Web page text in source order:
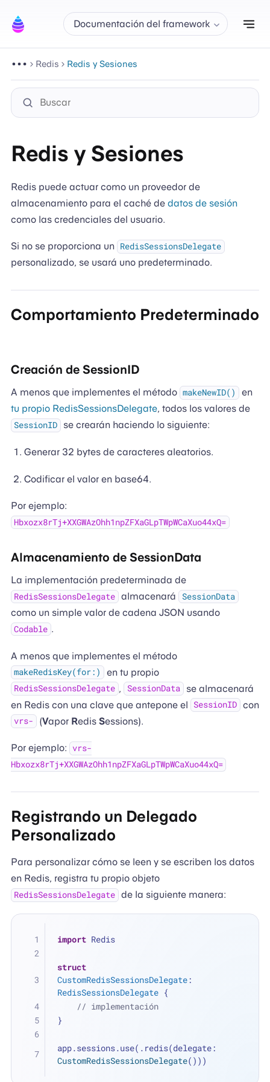
Documentación del framework
Redis Redis y Sesiones
Redis y Sesiones
Redis puede actuar como un proveedor de
almacenamiento para el caché de datos de sesión
como las credenciales del usuario.
Si no se proporciona un RedisSessionsDelegate
personalizado, se usará uno predeterminado.
Comportamiento Predeterminado
Creación de SessionID
A menos que implementes el método makeNewID()
en
tu propio RedisSessionsDelegate, todos los valores de
SessionID se crearán haciendo lo siguiente:
Generar 32 bytes de caracteres aleatorios.
Codificar el valor en base64.
Por ejemplo:
Hbxozx8rTj+XXGWAzOhh1npZFXaGLpTWpWCaXuo44xQ=
Almacenamiento de SessionData
La implementación predeterminada de
RedisSessionsDelegate almacenará SessionData
como un simple valor de cadena JSON usando
Codable .
A menos que implementes el método
makeRedisKey(for:) en tu propio
RedisSessionsDelegate , SessionData
se almacenará
en Redis con una clave que antepone el
SessionID con
vrs- (Vapor RedisSessions).
Por ejemplo:
vrs-
Hbxozx8rTj+XXGWAzOhh1npZFXaGLpTWpWCaXuo44xQ=
Registrando un Delegado
Personalizado
Para personalizar cómo se leen y se escriben los datos
en Redis, registra tu propio objeto
RedisSessionsDelegate de la siguiente manera:
import Redis
struct
CustomRedisSessionsDelegate
RedisSessionsDelegate {
// implementación
}
CustomRedisSessionsDelegate()))